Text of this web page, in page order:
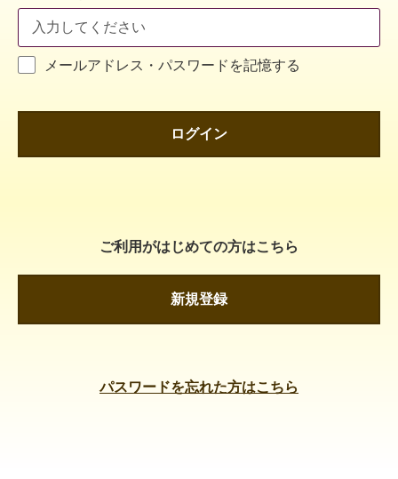
メールアドレス・パスワードを記憶する
ログイン
ご利用がはじめての方はこちら
新規登録
パスワードを忘れた方はこちら